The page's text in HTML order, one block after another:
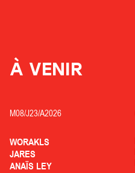
À VENIR
M08/J23/A2026
WORAKLS
JARES
ANAÏS LEY